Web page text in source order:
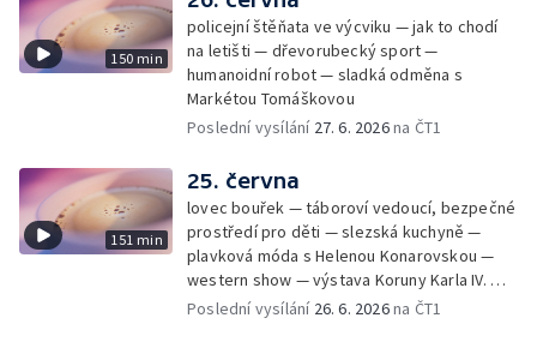
150 min
policejní štěňata ve výcviku — jak to chodí
na letišti — dřevorubecký sport —
humanoidní robot — sladká odměna s
Markétou Tomáškovou
Poslední vysílání 27. 6. 2026na ČT1
151 min
25. června
lovec bouřek — táboroví vedoucí, bezpečné
prostředí pro děti — slezská kuchyně —
plavková móda s Helenou Konarovskou —
western show — výstava Koruny Karla IV. —
mladý lezecký fenomén Josef Šindel
Poslední vysílání 26. 6. 2026na ČT1